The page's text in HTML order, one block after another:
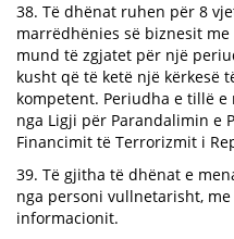
38. Të dhënat ruhen për 8
marrëdhënies së biznesit
mund të zgjatet për një
kusht që të ketë një kërkesë
kompetent. Periudha e tillë
nga Ligji për Parandalimin e
Financimit të Terrorizmit i
39. Të gjitha të dhënat e
nga personi vullnetarisht,
informacionit.